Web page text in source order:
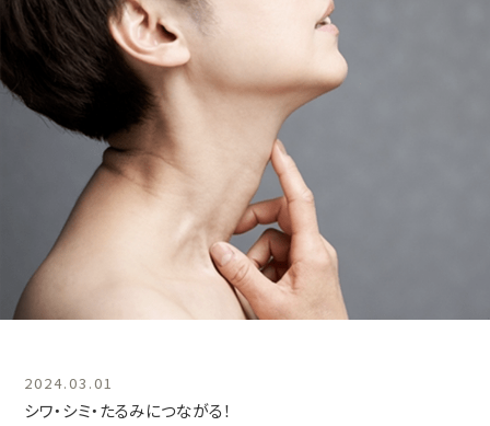
2024.03.01
シワ・シミ・たるみにつながる！